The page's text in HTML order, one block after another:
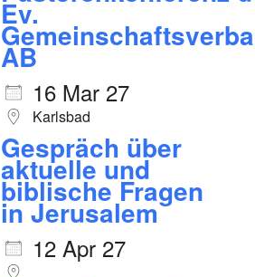
Ev.
AB
16 Mar 27
Karlsbad
Gespräch über
aktuelle und
biblische Fragen
in Jerusalem
12 Apr 27